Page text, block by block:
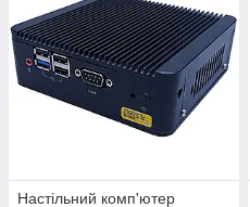
Настільний комп'ютер